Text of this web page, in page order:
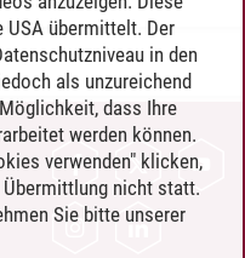
USA übermittelt. Der
in den
als unzureichend
dass Ihre
werden können.
verwenden" klicken,
nicht statt.
Sie bitte unserer